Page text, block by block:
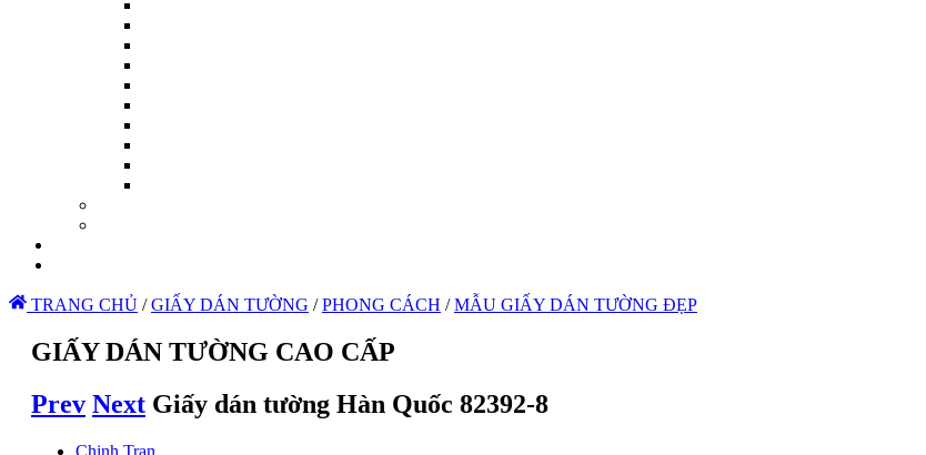
TRANG CHỦ / GIẤY DÁN TƯỜNG / PHONG CÁCH / MẪU GIẤY DÁN TƯỜNG ĐẸP
GIẤY DÁN TƯỜNG CAO CẤP
Prev Next Giấy dán tường Hàn Quốc 82392-8
Chinh Tran